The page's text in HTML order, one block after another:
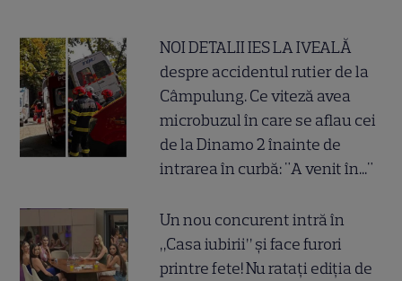
NOI DETALII IES LA IVEALĂ
despre accidentul rutier de la
Câmpulung. Ce viteză avea
microbuzul în care se aflau cei
de la Dinamo 2 înainte de
intrarea în curbă: "A venit în..."
Un nou concurent intră în
„Casa iubirii” și face furori
printre fete! Nu ratați ediția de